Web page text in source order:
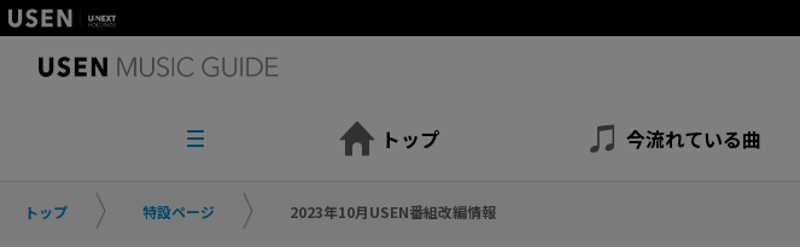
トップ 今流れている曲
トップ 特設ページ 2023年10月USEN番組改編情報